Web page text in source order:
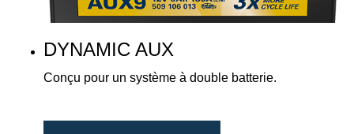
DYNAMIC AUX
Conçu pour un système à double batterie.